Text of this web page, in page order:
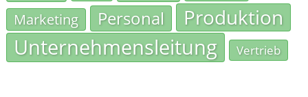
Marketing Personal Produktion
Unternehmensleitung Vertrieb